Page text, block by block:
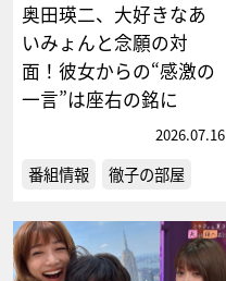
奥田瑛二、大好きなあ
いみょんと念願の対
面！彼女からの“感激の
一言”は座右の銘に
2026.07.16
番組情報 徹子の部屋